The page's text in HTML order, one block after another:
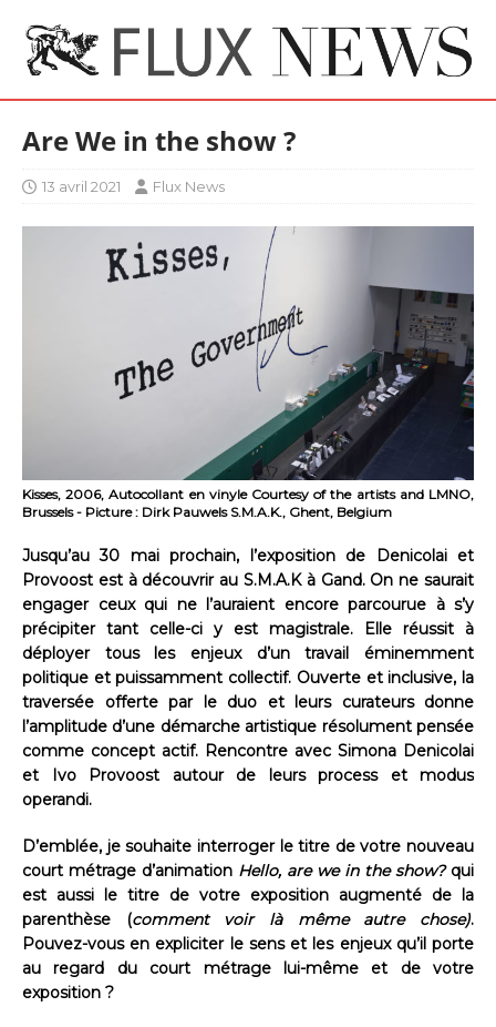
Are We in the show ?
13 avril 2021 Flux News
Kisses, 2006, Autocollant en vinyle Courtesy of the artists and LMNO,
Brussels - Picture : Dirk Pauwels S.M.A.K., Ghent, Belgium
Jusqu’au 30 mai prochain, l’exposition de Denicolai et
Provoost est à découvrir au S.M.A.K à Gand. On ne saurait
engager ceux qui ne l’auraient encore parcourue à s’y
précipiter tant celle-ci y est magistrale. Elle réussit à
déployer tous les enjeux d’un travail éminemment
politique et puissamment collectif. Ouverte et inclusive, la
traversée offerte par le duo et leurs curateurs donne
l’amplitude d’une démarche artistique résolument pensée
comme concept actif. Rencontre avec Simona Denicolai
et Ivo Provoost autour de leurs process et modus
operandi.
D’emblée, je souhaite interroger le titre de votre nouveau
court métrage d’animation Hello, are we in the show?qui
est aussi le titre de votre exposition augmenté de la
parenthèse (comment voir là même autre chose).
Pouvez-vous en expliciter le sens et les enjeux qu’il porte
au regard du court métrage lui-même et de votre
exposition ?